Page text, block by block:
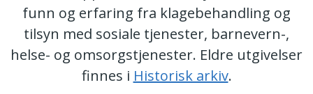
funn og erfaring fra klagebehandling og
tilsyn med sosiale tjenester, barnevern-,
helse- og omsorgstjenester. Eldre utgivelser
finnes i Historisk arkiv.